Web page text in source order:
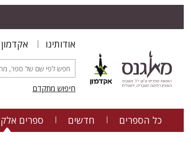
אודותינו אקדמון
חיפוש מתקדם
כל הספרים חדשים ספרים